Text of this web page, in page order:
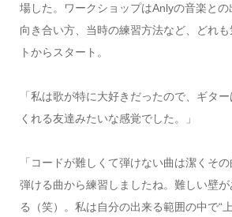
場した。ワークショップはAnlyの音楽と
向き合い方、当時の練習方法など、どれ
トからスタート。
「私は歌が特に大好きだったので、ギタ
くれる友達みたいな感覚でした。」
「コードが難しくて弾けない曲は潔くそ
弾ける曲から練習しましたね。難しい壁
る（笑）。私は自分の出来る範囲の中で“